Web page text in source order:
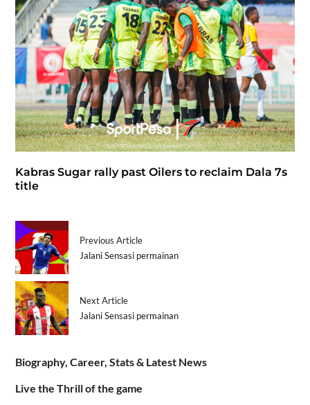
Kabras Sugar rally past Oilers to reclaim Dala 7s
title
Previous Article
Jalani Sensasi permainan
Next Article
Jalani Sensasi permainan
Biography, Career, Stats & Latest News
Live the Thrill of the game